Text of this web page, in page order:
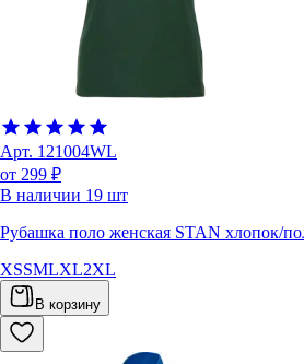
Арт. 121004WL
от 299 ₽
В наличии 19 шт
Рубашка поло женская STAN хлопок/
XSSMLXL2XL
В корзину